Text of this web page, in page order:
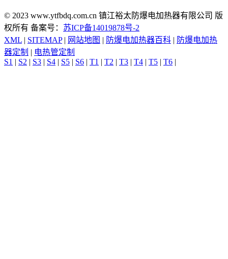
© 2023 www.ytfbdq.com.cn 镇江裕太防爆电加热器有限公司 版
权所有 备案号： 苏ICP备14019878号-2
XML | SITEMAP| 网站地图 | 防爆电加热器百科 | 防爆电加热
器定制 | 电热管定制
S1 | S2 | S3 | S4 | S5 | S6 | T1 | T2 | T3 | T4 | T5 | T6 |